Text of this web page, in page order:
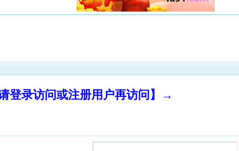
登录访问或注册用户再访问】→